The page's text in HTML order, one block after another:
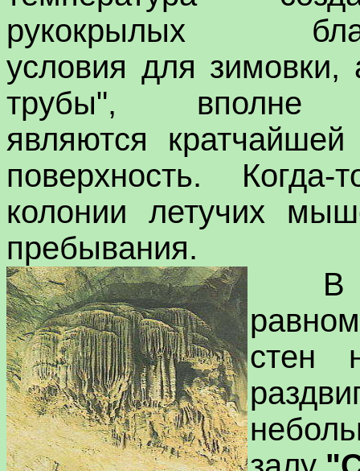
рукокрылых
условия для зимовки,
трубы", вполне
являются
поверхность.
колонии летучих
пребывания.
В
стен